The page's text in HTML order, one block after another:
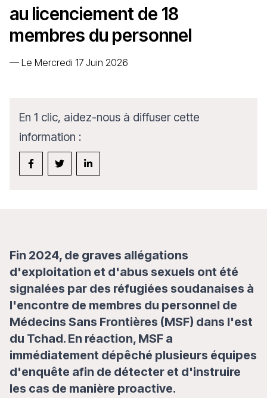
au licenciement de 18
membres du personnel
— Le Mercredi 17 Juin 2026
En 1 clic, aidez-nous à diffuser cette
information :
Fin 2024, de graves allégations
d'exploitation et d'abus sexuels ont été
signalées par des réfugiées soudanaises à
l'encontre de membres du personnel de
Médecins Sans Frontières (MSF) dans l'est
du Tchad. En réaction, MSF a
immédiatement dépêché plusieurs équipes
d'enquête afin de détecter et d'instruire
les cas de manière proactive.